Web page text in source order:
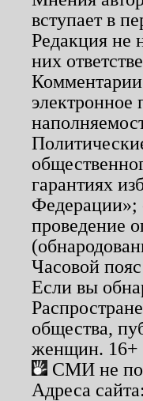
вступает в
Редакция не
них
электронное
гарантиях
Федерации»;
проведение
Часовой
Если вы
общества,
женщин. 16+
СМИ не
Адреса сайта: